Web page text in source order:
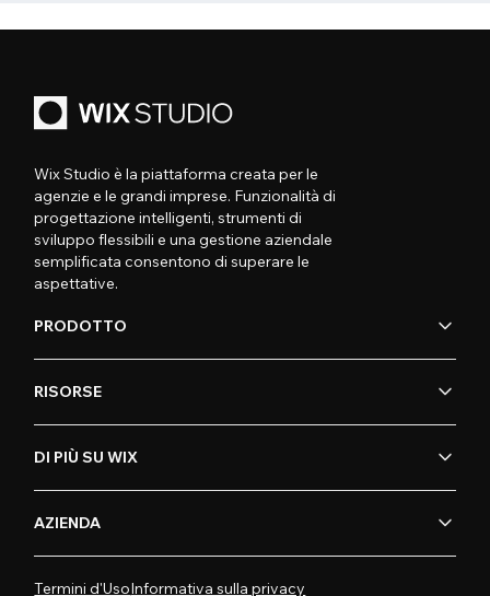
Wix Studio è la piattaforma creata per le
agenzie e le grandi imprese. Funzionalità di
progettazione intelligenti, strumenti di
sviluppo flessibili e una gestione aziendale
semplificata consentono di superare le
aspettative.
PRODOTTO
RISORSE
DI PIÙ SU WIX
AZIENDA
Termini d'UsoInformativa sulla privacy